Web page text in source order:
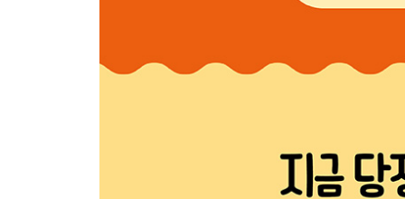
에필로그_ 미사키, 노오력하는 나라로 돌아가다
부록_ 노력하지 않고도 목표를 이룰 수 있는 열 가